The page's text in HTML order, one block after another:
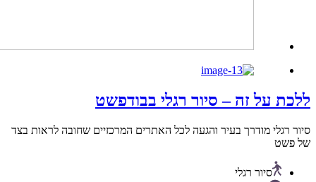
על זה – סיור רגלי בבודפשט
מודרך בעיר והגעה לכל האתרים המרכזיים שחובה לראות בצד
סיור רגלי